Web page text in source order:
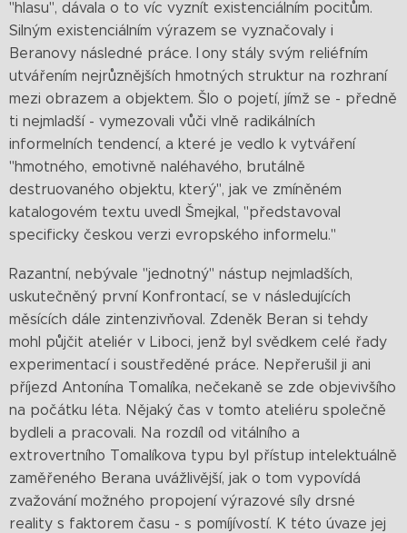
"hlasu", dávala o to víc vyznít existenciálním pocitům.
Silným existenciálním výrazem se vyznačovaly i
Beranovy následné práce. I ony stály svým reliéfním
utvářením nejrůznějších hmotných struktur na rozhraní
mezi obrazem a objektem. Šlo o pojetí, jímž se - předně
ti nejmladší - vymezovali vůči vlně radikálních
informelních tendencí, a které je vedlo k vytváření
"hmotného, emotivně naléhavého, brutálně
destruovaného objektu, který", jak ve zmíněném
katalogovém textu uvedl Šmejkal, "představoval
specificky českou verzi evropského informelu."
Razantní, nebývale "jednotný" nástup nejmladších,
uskutečněný první Konfrontací, se v následujících
měsících dále zintenzivňoval. Zdeněk Beran si tehdy
mohl půjčit ateliér v Liboci, jenž byl svědkem celé řady
experimentací i soustředěné práce. Nepřerušil ji ani
příjezd Antonína Tomalíka, nečekaně se zde objevivšího
na počátku léta. Nějaký čas v tomto ateliéru společně
bydleli a pracovali. Na rozdíl od vitálního a
extrovertního Tomalíkova typu byl přístup intelektuálně
zaměřeného Berana uvážlivější, jak o tom vypovídá
zvažování možného propojení výrazové síly drsné
reality s faktorem času - s pomíjívostí. K této úvaze jej